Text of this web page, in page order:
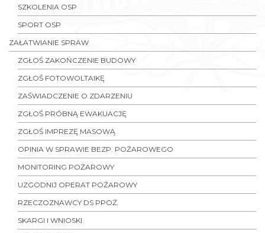
SZKOLENIA OSP
SPORT OSP
ZAŁATWIANIE SPRAW
ZGŁOŚ ZAKOŃCZENIE BUDOWY
ZGŁOŚ FOTOWOLTAIKĘ
ZAŚWIADCZENIE O ZDARZENIU
ZGŁOŚ PRÓBNĄ EWAKUACJĘ
ZGŁOŚ IMPREZĘ MASOWĄ
OPINIA W SPRAWIE BEZP. POŻAROWEGO
MONITORING POŻAROWY
UZGODNIJ OPERAT POŻAROWY
RZECZOZNAWCY DS PPOŻ.
SKARGI I WNIOSKI